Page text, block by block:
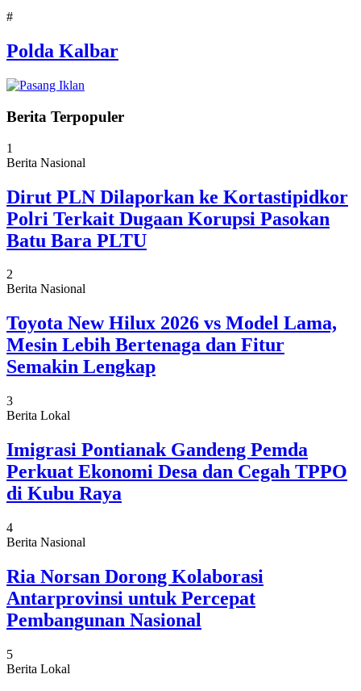
#
Polda Kalbar
Berita Terpopuler
1
Berita Nasional
Dirut PLN Dilaporkan ke Kortastipidkor
Polri Terkait Dugaan Korupsi Pasokan
Batu Bara PLTU
2
Berita Nasional
Toyota New Hilux 2026 vs Model Lama,
Mesin Lebih Bertenaga dan Fitur
Semakin Lengkap
3
Berita Lokal
Imigrasi Pontianak Gandeng Pemda
Perkuat Ekonomi Desa dan Cegah TPPO
di Kubu Raya
4
Berita Nasional
Ria Norsan Dorong Kolaborasi
Antarprovinsi untuk Percepat
Pembangunan Nasional
5
Berita Lokal